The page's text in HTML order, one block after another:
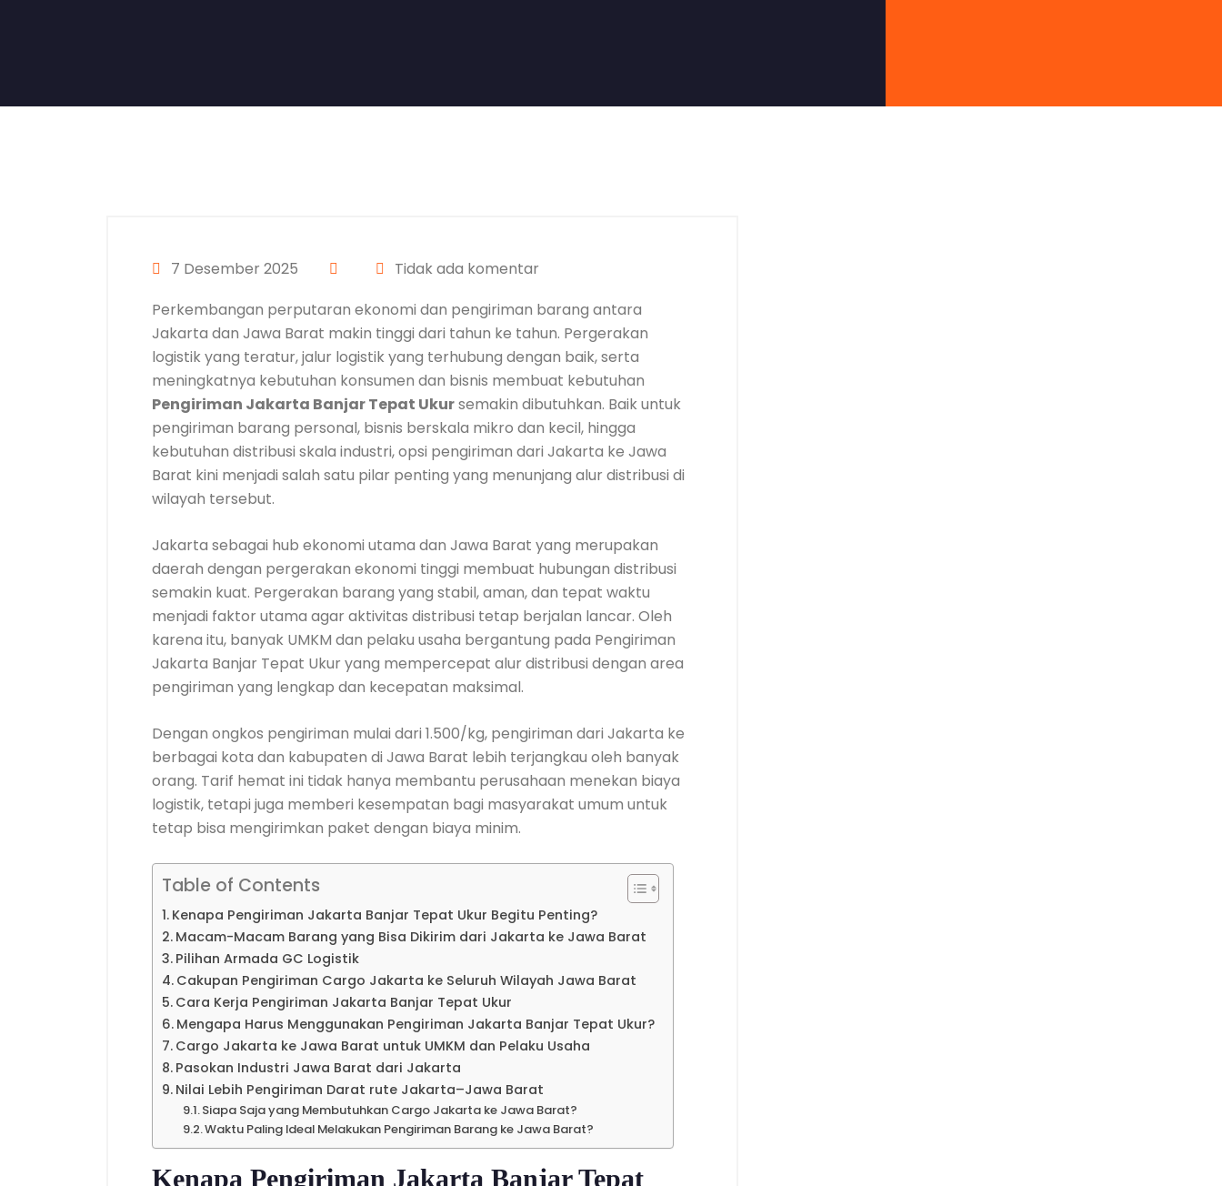
7 Desember 2025
Tidak ada komentar
Perkembangan perputaran ekonomi dan pengiriman barang antara
Jakarta dan Jawa Barat makin tinggi dari tahun ke tahun. Pergerakan
logistik yang teratur, jalur logistik yang terhubung dengan baik, serta
meningkatnya kebutuhan konsumen dan bisnis membuat kebutuhan
Pengiriman Jakarta Banjar Tepat Ukursemakin dibutuhkan. Baik untuk
pengiriman barang personal, bisnis berskala mikro dan kecil, hingga
kebutuhan distribusi skala industri, opsi pengiriman dari Jakarta ke Jawa
Barat kini menjadi salah satu pilar penting yang menunjang alur distribusi di
wilayah tersebut.
Jakarta sebagai hub ekonomi utama dan Jawa Barat yang merupakan
daerah dengan pergerakan ekonomi tinggi membuat hubungan distribusi
semakin kuat. Pergerakan barang yang stabil, aman, dan tepat waktu
menjadi faktor utama agar aktivitas distribusi tetap berjalan lancar. Oleh
karena itu, banyak UMKM dan pelaku usaha bergantung pada Pengiriman
Jakarta Banjar Tepat Ukur yang mempercepat alur distribusi dengan area
pengiriman yang lengkap dan kecepatan maksimal.
Dengan ongkos pengiriman mulai dari 1.500/kg, pengiriman dari Jakarta ke
berbagai kota dan kabupaten di Jawa Barat lebih terjangkau oleh banyak
orang. Tarif hemat ini tidak hanya membantu perusahaan menekan biaya
logistik, tetapi juga memberi kesempatan bagi masyarakat umum untuk
tetap bisa mengirimkan paket dengan biaya minim.
Table of Contents
Kenapa Pengiriman Jakarta Banjar Tepat Ukur Begitu Penting?
Macam-Macam Barang yang Bisa Dikirim dari Jakarta ke Jawa Barat
Pilihan Armada GC Logistik
Cakupan Pengiriman Cargo Jakarta ke Seluruh Wilayah Jawa Barat
Cara Kerja Pengiriman Jakarta Banjar Tepat Ukur
Mengapa Harus Menggunakan Pengiriman Jakarta Banjar Tepat Ukur?
Cargo Jakarta ke Jawa Barat untuk UMKM dan Pelaku Usaha
Pasokan Industri Jawa Barat dari Jakarta
Nilai Lebih Pengiriman Darat rute Jakarta–Jawa Barat
Siapa Saja yang Membutuhkan Cargo Jakarta ke Jawa Barat?
Waktu Paling Ideal Melakukan Pengiriman Barang ke Jawa Barat?
Kenapa Pengiriman Jakarta Banjar Tepat